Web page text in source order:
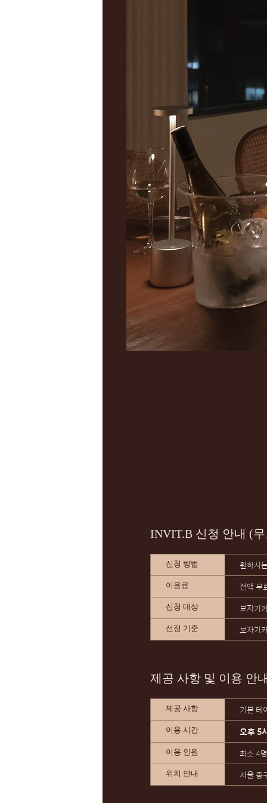
INVIT.B 신청 안내 (
신청 방법 원하시
이용료 전액 무
신청 대상 보자기
선정 기준 보자기
제공 사항 및 이용 안
제공 사항 기본 테
이용 시간 오후 5
이용 인원 최소 4
위치 안내 서울 중